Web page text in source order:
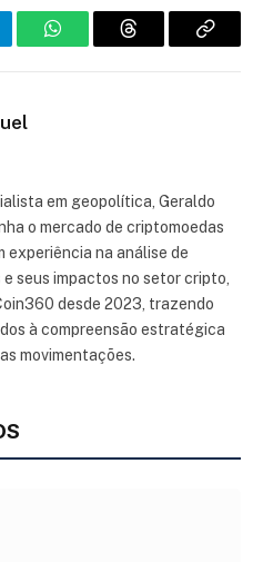
WhatsAppThreads Copiar
em geopolítica, Geraldo
o mercado de criptomoedas
experiência na análise de
seus impactos no setor cripto,
desde 2023, trazendo
à compreensão estratégica
movimentações.